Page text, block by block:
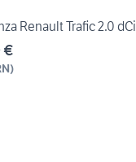
Renault Trafic 2.0 dCi
€
)